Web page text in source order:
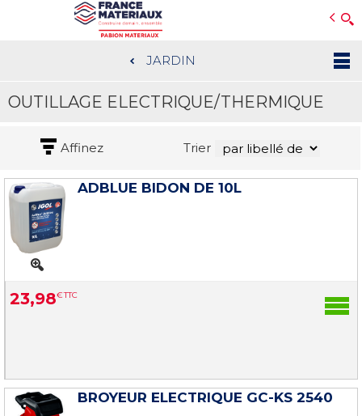
au
contenu
JARDIN
OUTILLAGE ELECTRIQUE/THERMIQUE
Affinez Trier
ADBLUE BIDON DE 10L
23,98€TTC
BROYEUR ELECTRIQUE GC-KS 2540